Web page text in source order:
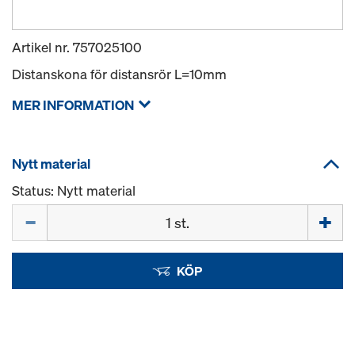
Artikel nr. 757025100
Distanskona för distansrör L=10mm
MER INFORMATION
Nytt material
Status: Nytt material
KÖP